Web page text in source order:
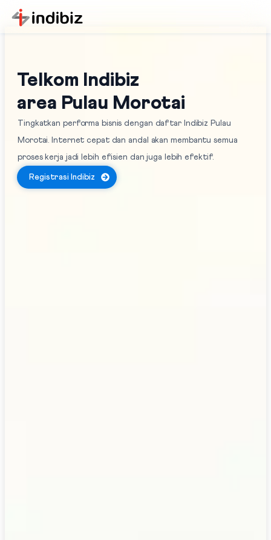
Telkom Indibiz
area Pulau Morotai
Tingkatkan performa bisnis dengan daftar Indibiz Pulau
Morotai. Internet cepat dan andal akan membantu semua
proses kerja jadi lebih efisien dan juga lebih efektif.
Registrasi Indibiz